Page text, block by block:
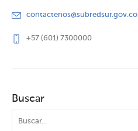
contactenos@subredsur.gov.co
+57 (601) 7300000
Buscar